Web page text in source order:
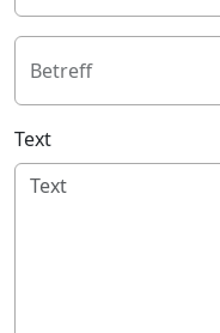
Betreff
Text